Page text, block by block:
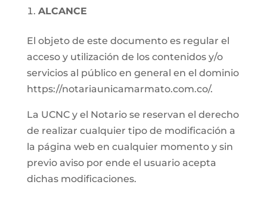
ALCANCE
El objeto de este documento es regular el
acceso y utilización de los contenidos y/o
servicios al público en general en el dominio
https://notariaunicamarmato.com.co/.
La UCNC y el Notario se reservan el derecho
de realizar cualquier tipo de modificación a
la página web en cualquier momento y sin
previo aviso por ende el usuario acepta
dichas modificaciones.